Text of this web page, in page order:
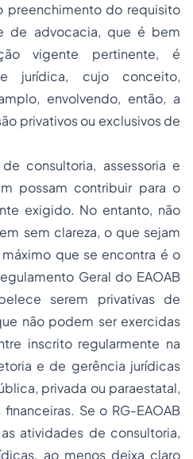
preenchimento do requisito
de advocacia, que é bem
vigente pertinente, é
jurídica, cujo conceito,
envolvendo, então, a
privativos ou exclusivos de
consultoria, assessoria e
possam contribuir para o
exigido. No entanto, não
sem clareza, o que sejam
que se encontra é o
Geral do EAOAB
serem privativas de
não podem ser exercidas
inscrito regularmente na
e de gerência jurídicas
privada ou paraestatal,
Se o RG-EAOAB
atividades de consultoria,
ao menos deixa claro